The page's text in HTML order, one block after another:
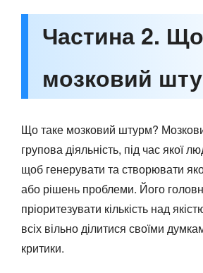
Частина 2.
мозковий
Що таке мозковий штурм?
групова діяльність, під час якої
щоб генерувати та створювати
або рішень проблеми. Його
пріоритезувати кількість над
всіх вільно ділитися своїми
критики.